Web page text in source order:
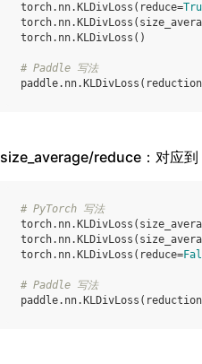
torch. nn. KLDivLoss ( reduce=
torch. nn. KLDivLoss (
torch. nn. KLDivLoss ()
# Paddle 写法
paddle. nn. KLDivLoss ( reduction
size_average/reduce：对应
# PyTorch 写法
torch. nn. KLDivLoss (
torch. nn. KLDivLoss (
torch. nn. KLDivLoss ( reduce=
# Paddle 写法
paddle. nn. KLDivLoss ( reduction